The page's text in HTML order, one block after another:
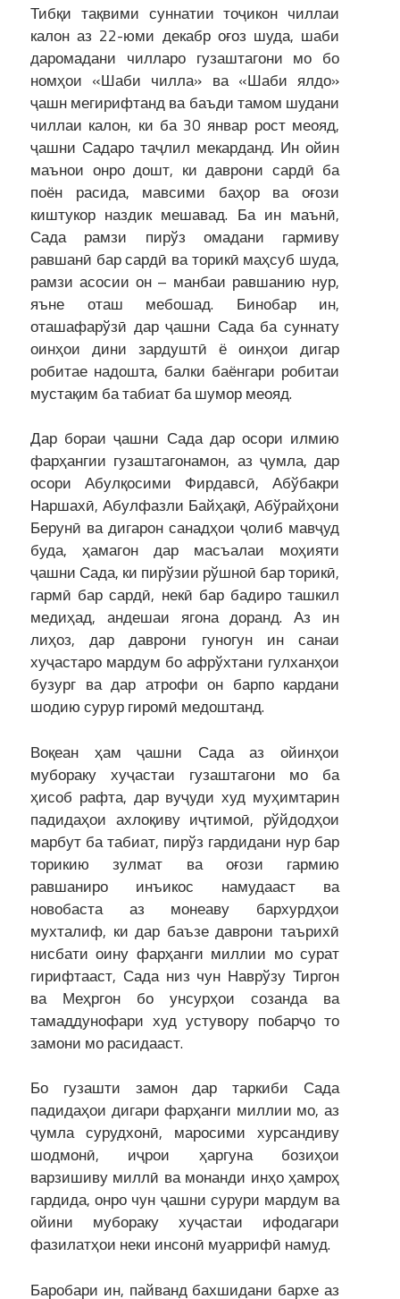
Тибқи тақвими суннатии тоҷикон чиллаи
калон аз 22-юми декабр оғоз шуда, шаби
даромадани чилларо гузаштагони мо бо
номҳои «Шаби чилла» ва «Шаби ялдо»
ҷашн мегирифтанд ва баъди тамом шудани
чиллаи калон, ки ба 30 январ рост меояд,
ҷашни Садаро таҷлил мекарданд. Ин ойин
маънои онро дошт, ки даврони сардӣ ба
поён расида, мавсими баҳор ва оғози
киштукор наздик мешавад. Ба ин маънӣ,
Сада рамзи пирўз омадани гармиву
равшанӣ бар сардӣ ва торикӣ маҳсуб шуда,
рамзи асосии он – манбаи равшанию нур,
яъне оташ мебошад. Бинобар ин,
оташафарўзӣ дар ҷашни Сада ба суннату
оинҳои дини зардуштӣ ё оинҳои дигар
робитае надошта, балки баёнгари робитаи
мустақим ба табиат ба шумор меояд.
Дар бораи ҷашни Сада дар осори илмию
фарҳангии гузаштагонамон, аз ҷумла, дар
осори Абулқосими Фирдавсӣ, Абўбакри
Наршахӣ, Абулфазли Байҳақӣ, Абўрайҳони
Берунӣ ва дигарон санадҳои ҷолиб мавҷуд
буда, ҳамагон дар масъалаи моҳияти
ҷашни Сада, ки пирўзии рўшноӣ бар торикӣ,
гармӣ бар сардӣ, некӣ бар бадиро ташкил
медиҳад, андешаи ягона доранд. Аз ин
лиҳоз, дар даврони гуногун ин санаи
хуҷастаро мардум бо афрўхтани гулханҳои
бузург ва дар атрофи он барпо кардани
шодию сурур гиромӣ медоштанд.
Воқеан ҳам ҷашни Сада аз ойинҳои
мубораку хуҷастаи гузаштагони мо ба
ҳисоб рафта, дар вуҷуди худ муҳимтарин
падидаҳои ахлоқиву иҷтимоӣ, рўйдодҳои
марбут ба табиат, пирўз гардидани нур бар
торикию зулмат ва оғози гармию
равшаниро инъикос намудааст ва
новобаста аз монеаву бархурдҳои
мухталиф, ки дар баъзе даврони таърихӣ
нисбати оину фарҳанги миллии мо сурат
гирифтааст, Сада низ чун Наврўзу Тиргон
ва Меҳргон бо унсурҳои созанда ва
тамаддунофари худ устувору побарҷо то
замони мо расидааст.
Бо гузашти замон дар таркиби Сада
падидаҳои дигари фарҳанги миллии мо, аз
ҷумла сурудхонӣ, маросими хурсандиву
шодмонӣ, иҷрои ҳаргуна бозиҳои
варзишиву миллӣ ва монанди инҳо ҳамроҳ
гардида, онро чун ҷашни сурури мардум ва
ойини мубораку хуҷастаи ифодагари
фазилатҳои неки инсонӣ муаррифӣ намуд.
Баробари ин, пайванд бахшидани бархе аз